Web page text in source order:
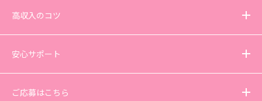
高収入のコツ
安心サポート
ご応募はこちら